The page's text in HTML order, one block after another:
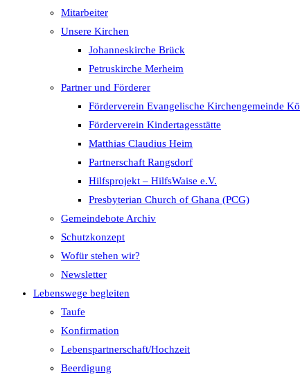
Mitarbeiter
Unsere Kirchen
Johanneskirche Brück
Petruskirche Merheim
Partner und Förderer
Förderverein Evangelische Kirchengemeinde
Förderverein Kindertagesstätte
Matthias Claudius Heim
Partnerschaft Rangsdorf
Hilfsprojekt – HilfsWaise e.V.
Presbyterian Church of Ghana (PCG)
Gemeindebote Archiv
Schutzkonzept
Wofür stehen wir?
Newsletter
Lebenswege begleiten
Taufe
Konfirmation
Lebenspartnerschaft/Hochzeit
Beerdigung